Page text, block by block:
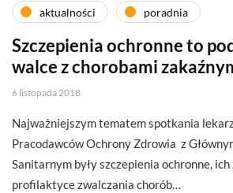
aktualności poradnia
Szczepienia ochronne to
walce z chorobami
6 listopada 2018
Najważniejszym tematem spotkania
Pracodawców Ochrony Zdrowia z
Sanitarnym były szczepienia ochronne, ich
profilaktyce zwalczania chorób…